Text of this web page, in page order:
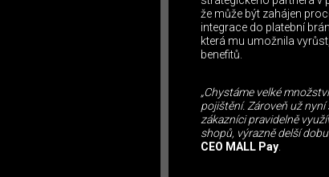
že může být zahájen
integrace do platební
která mu umožnila
benefitů.
„Chystáme velké
pojištění. Zároveň už
zákazníci pravidelně
shopů, výrazně delší
CEO MALL Pay